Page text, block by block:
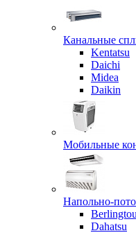
Канальные
Kentatsu
Daichi
Midea
Daikin
Мобильные
Напольно-
Dahatsu